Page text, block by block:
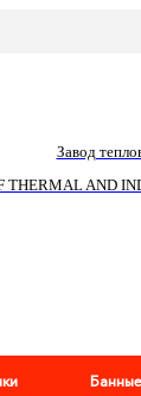
Завод
THERMAL AND